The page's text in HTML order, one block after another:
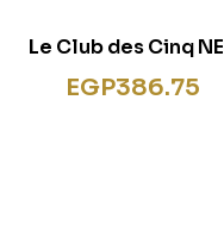
Le Club des Cinq
18 – Le Club des Cinq
et le coffre aux
EGP386.75